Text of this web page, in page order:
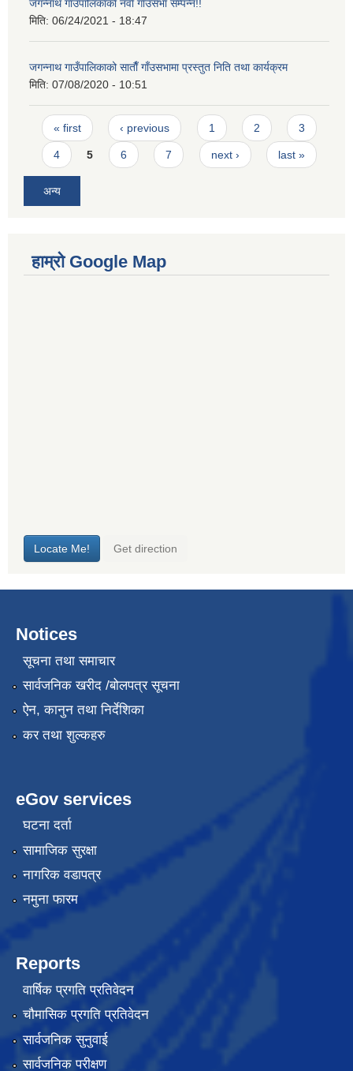
जगन्नाथ गाँउपालिकाकाे नवाै गाँउसभा सम्पन्न!!
मिति: 06/24/2021 - 18:47
जगन्नाथ गाउँपालिकाको साताैँ गाँउसभामा प्रस्तुत निति तथा कार्यक्रम
मिति: 07/08/2020 - 10:51
Pages
« first ‹ previous 1 2 3
4 5 6 7 next › last »
अन्य
हाम्रो Google Map
Notices
सूचना तथा समाचार
सार्वजनिक खरीद /बोलपत्र सूचना
ऐन, कानुन तथा निर्देशिका
कर तथा शुल्कहरु
eGov services
घटना दर्ता
सामाजिक सुरक्षा
नागरिक वडापत्र
नमुना फारम
Reports
वार्षिक प्रगति प्रतिवेदन
चौमासिक प्रगति प्रतिवेदन
सार्वजनिक सुनुवाई
सार्वजनिक परीक्षण